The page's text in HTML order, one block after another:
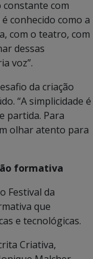
constante com
conhecido como a
com o teatro, com
dessas
voz”.
da criação
“A simplicidade é
partida. Para
olhar atento para
formativa
Festival da
que
e tecnológicas.
Criativa,